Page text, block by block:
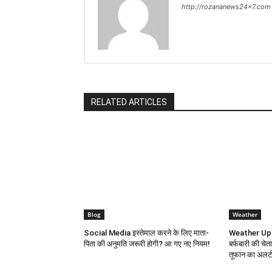
http://rozananews24x7.com
RELATED ARTICLES
Blog
Social Media इस्तेमाल करने के लिए माता-
पिता की अनुमति जरूरी होगी? आ गए नए नियम!
Weather
Weather
बर्फबारी की
तूफान का अलर्ट